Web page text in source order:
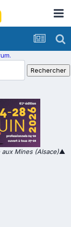
Mines (Alsace)▲